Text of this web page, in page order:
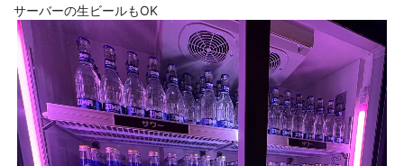
サーバーの生ビールもOK